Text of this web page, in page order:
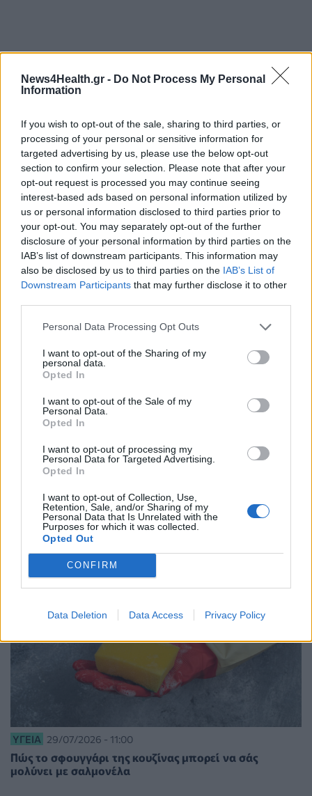
News4Health.gr - Do Not Process My Personal
Information
If you wish to opt-out of the sale, sharing to third parties, or
processing of your personal or sensitive information for
targeted advertising by us, please use the below opt-out
section to confirm your selection. Please note that after your
opt-out request is processed you may continue seeing
interest-based ads based on personal information utilized by
us or personal information disclosed to third parties prior to
your opt-out. You may separately opt-out of the further
disclosure of your personal information by third parties on the
IAB’s list of downstream participants. This information may
also be disclosed by us to third parties on the IAB’s List of
Downstream Participants that may further disclose it to other
Personal Data Processing Opt Outs
I want to opt-out of the Sharing of my
personal data.
Opted In
I want to opt-out of the Sale of my
Personal Data.
Opted In
I want to opt-out of processing my
Personal Data for Targeted Advertising.
Opted In
I want to opt-out of Collection, Use,
Retention, Sale, and/or Sharing of my
Personal Data that Is Unrelated with the
Purposes for which it was collected.
Opted Out
CONFIRM
Data Deletion Data Access Privacy Policy
ΚΟΡΟΝΟΙΟΣ COVID 19 ΜΕΤΡΑ
ΠΕΡΙΣΣΟΤΕΡΑ ΣΤΗΝ ΙΔΙΑ ΚΑΤΗΓΟΡΙΑ
Κορονοϊός : Στο μικροσκόπιο οι
κινήσεις της πρώτης ασθενούς στην
Αθήνα
28 Φεβρουαρίου 2020
Κορονοϊός Ελλάδα : Επιβεβαιώθηκε
28 Φεβρουαρίου 2020
ΣΧΕΤΙΚΑ ΑΡΘΡΑ
ΥΓΕΊΑ 29/07/2026 - 11:00
Πώς το σφουγγάρι της κουζίνας μπορεί να σάς
μολύνει με σαλμονέλα